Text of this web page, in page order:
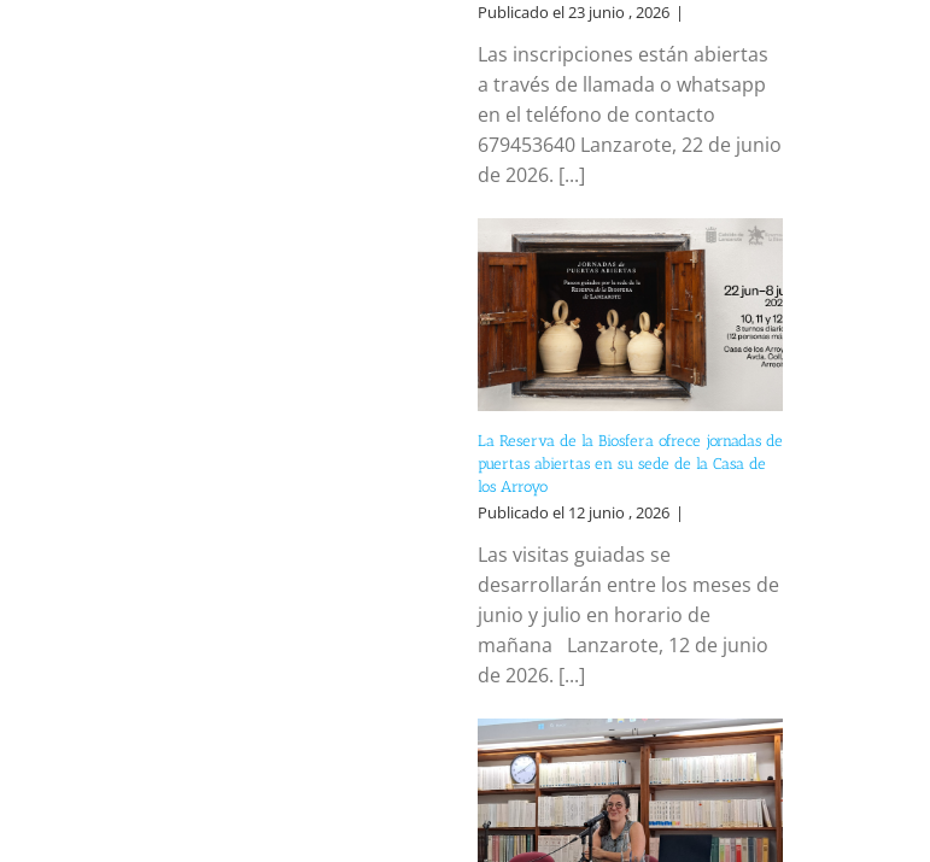
Publicado el 23 junio , 2026 |
Las inscripciones están abiertas
a través de llamada o whatsapp
en el teléfono de contacto
679453640 Lanzarote, 22 de junio
de 2026. [...]
La Reserva de la Biosfera ofrece jornadas de
puertas abiertas en su sede de la Casa de
los Arroyo
Publicado el 12 junio , 2026 |
Las visitas guiadas se
desarrollarán entre los meses de
junio y julio en horario de
mañana Lanzarote, 12 de junio
de 2026. [...]